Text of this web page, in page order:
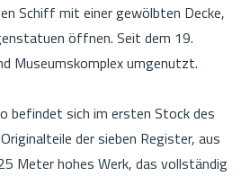
Schiff mit einer gewölbten Decke,
öffnen. Seit dem 19.
Museumskomplex umgenutzt.
befindet sich im ersten Stock des
der sieben Register, aus
Meter hohes Werk, das vollständig